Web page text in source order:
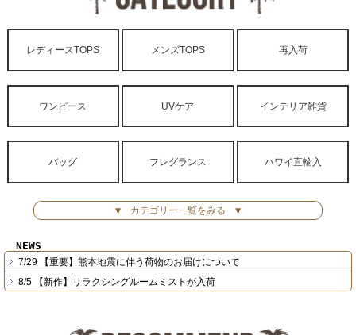
レディースTOPS メンズTOPS 再入荷
ワンピース UVケア インテリア雑貨
バッグ フレグランス ハワイ直輸入
▼ カテゴリー一覧をみる ▼
NEWS
7/29 【重要】熊本地震に伴う荷物のお届けについて
8/5 【新作】リラクシングルームミストが入荷